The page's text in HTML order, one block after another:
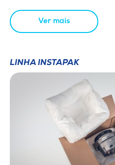
Ver mais
LINHA INSTAPAK